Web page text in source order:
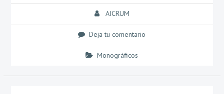
AICRUM
Deja tu comentario
Monográficos